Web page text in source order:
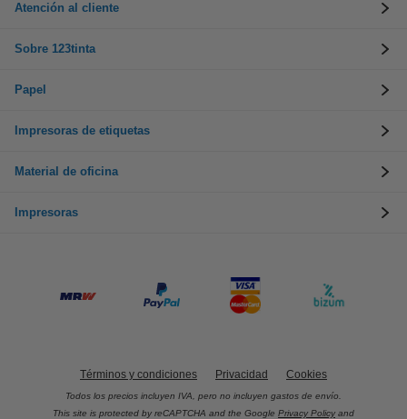
Atención al cliente
Sobre 123tinta
Papel
Impresoras de etiquetas
Material de oficina
Impresoras
Términos y condiciones Privacidad Cookies
Todos los precios incluyen IVA, pero no incluyen gastos de envío.
This site is protected by reCAPTCHA and the Google Privacy Policy and